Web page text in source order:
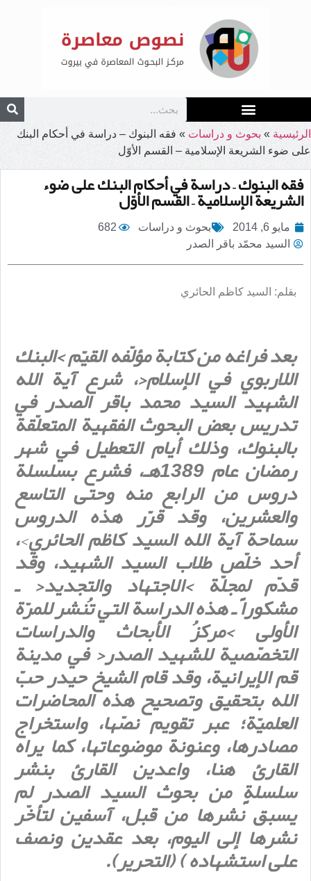
الرئيسية » بحوث و دراسات » فقه البنوك – دراسة في أحكام البنك
على ضوء الشريعة الإسلامية – القسم الأوّل
فقه البنوك – دراسة في أحكام البنك على ضوء
الشريعة الإسلامية – القسم الأوّل
مايو 6, 2014 بحوث و دراسات
682
السيد محمّد باقر الصدر
بقلم: السيد كاظم الحائري
بعد فراغه من كتابة مؤلّفه القيّم >البنك
اللاربوي في الإسلام<، شرع آية الله
الشهيد السيد محمد باقر الصدر في
تدريس بعض البحوث الفقهية المتعلّقة
بالبنوك، وذلك أيام التعطيل في شهر
رمضان عام 1389هـ، فشرع بسلسلة
دروس من الرابع منه وحتى التاسع
والعشرين، وقد قرّر هذه الدروس
سماحة آية الله السيد كاظم الحائري>،
أحد خلّص طلاب السيد الشهيد، وقد
قدّم لمجلّة >الاجتهاد والتجديد< ـ
مشكوراً ـ هذه الدراسة التي تُنشر للمرّة
الأولى >مركزُ الأبحاث والدراسات
التخصّصية للشهيد الصدر< في مدينة
قم الإيرانية، وقد قام الشيخ حيدر حبّ
الله بتحقيق وتصحيح هذه المحاضرات
العلميّة؛ عبر تقويم نصّها، واستخراج
مصادرها، وعنونة موضوعاتها، كما يراه
القارئ هنا، واعدين القارئ بنشر
سلسلةٍٍ من بحوث السيد الصدر لم
يسبق نشرها من قبل، آسفين لتأخّر
نشرها إلى اليوم، بعد عقدين ونصف
على استشهاده)(التحرير).